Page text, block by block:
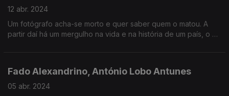
12 abr. 2024
Um fotógrafo acha-se morto e quer saber quem o matou. A
partir daí há um mergulho na vida e na história de um país, o Sri
Fado Alexandrino, António Lobo Antunes
05 abr. 2024